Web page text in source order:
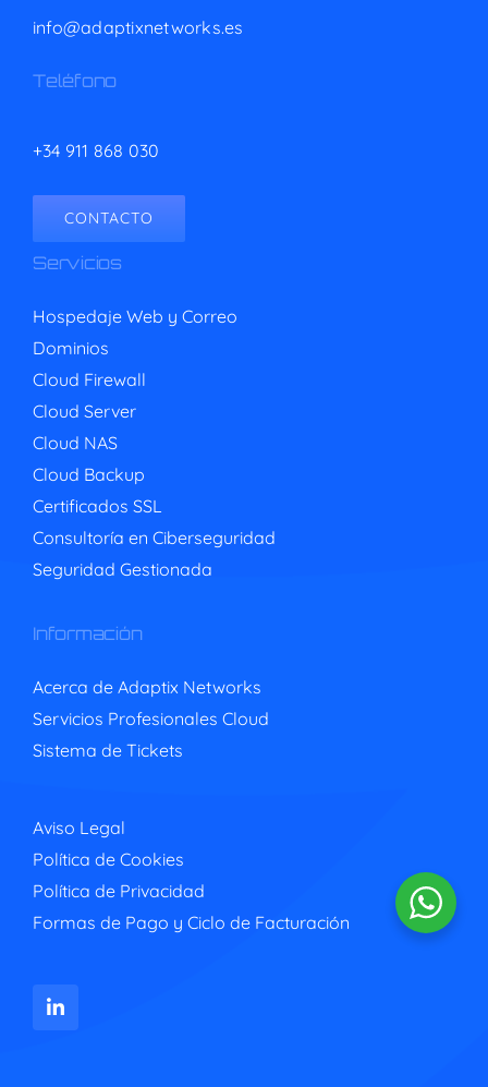
info@adaptixnetworks.es
Teléfono
+34 911 868 030
CONTACTO
Servicios
Hospedaje Web y Correo
Dominios
Cloud Firewall
Cloud Server
Cloud NAS
Cloud Backup
Certificados SSL
Consultoría en Ciberseguridad
Seguridad Gestionada
Información
Acerca de Adaptix Networks
Servicios Profesionales Cloud
Sistema de Tickets
Aviso Legal
Política de Cookies
Política de Privacidad
Formas de Pago y Ciclo de Facturación